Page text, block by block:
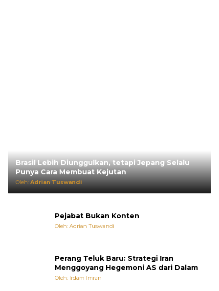
Brasil Lebih Diunggulkan, tetapi Jepang Selalu
Punya Cara Membuat Kejutan
Oleh: Adrian Tuswandi
Pejabat Bukan Konten
Oleh: Adrian Tuswandi
Perang Teluk Baru: Strategi Iran
Menggoyang Hegemoni AS dari Dalam
Oleh: Irdam Imran